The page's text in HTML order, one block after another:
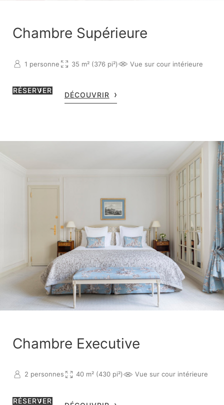
Chambre Supérieure
1 personne 35 m² (376 pi²) Vue sur cour intérieure
RÉSERVER
DÉCOUVRIR
Chambre Executive
2 personnes 40 m² (430 pi²) Vue sur cour intérieure
RÉSERVER